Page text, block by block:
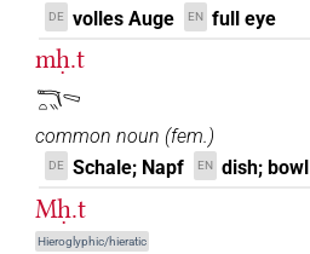
DE volles Auge EN full eye
mḥ.t
𓎔𓏏𓏭𓈅
common noun (fem.)
DE Schale; Napf EN dish; bowl
Mḥ.t
Hieroglyphic/hieratic